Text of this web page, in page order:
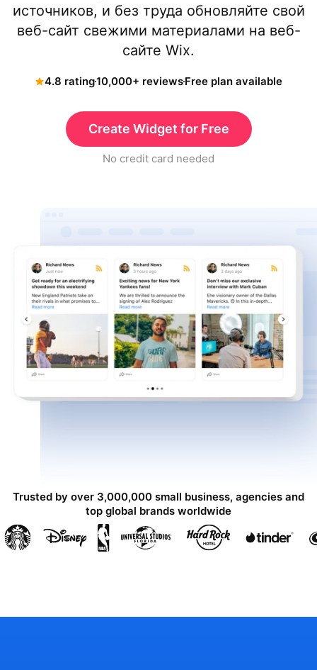
источников, и без труда обновляйте свой
веб-сайт свежими материалами на веб-
сайте Wix.
4.8 rating10,000+ reviewsFree plan available
Create Widget for Free
No credit card needed
Trusted by over 3,000,000 small business, agencies and
top global brands worldwide